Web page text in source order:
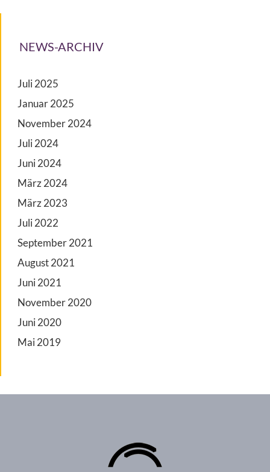
NEWS-ARCHIV
Juli 2025
Januar 2025
November 2024
Juli 2024
Juni 2024
März 2024
März 2023
Juli 2022
September 2021
August 2021
Juni 2021
November 2020
Juni 2020
Mai 2019